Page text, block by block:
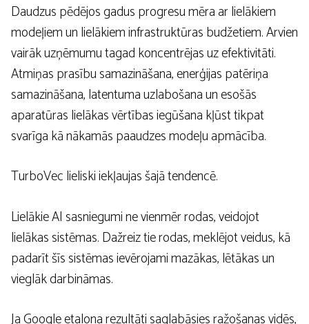
Daudzus pēdējos gadus progresu mēra ar lielākiem
modeļiem un lielākiem infrastruktūras budžetiem. Arvien
vairāk uzņēmumu tagad koncentrējas uz efektivitāti.
Atmiņas prasību samazināšana, enerģijas patēriņa
samazināšana, latentuma uzlabošana un esošās
aparatūras lielākas vērtības iegūšana kļūst tikpat
svarīga kā nākamās paaudzes modeļu apmācība.
TurboVec lieliski iekļaujas šajā tendencē.
Lielākie AI sasniegumi ne vienmēr rodas, veidojot
lielākas sistēmas. Dažreiz tie rodas, meklējot veidus, kā
padarīt šīs sistēmas ievērojami mazākas, lētākas un
vieglāk darbināmas.